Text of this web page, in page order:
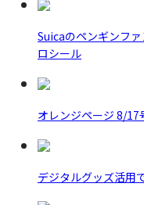
Suicaのペンギンフ
ロシール
オレンジページ 8/17
デジタルグッズ活